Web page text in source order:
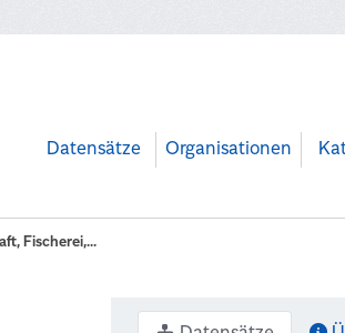
Datensätze Organisationen
Fischerei,...